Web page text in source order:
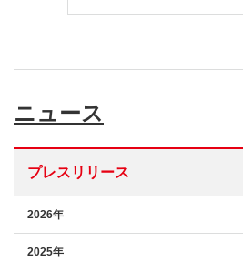
ニュース
プレスリリース
2026年
2025年